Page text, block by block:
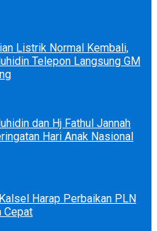
Listrik Normal Kembali,
Telepon Langsung GM
dan Hj Fathul Jannah
Hari Anak Nasional
Harap Perbaikan PLN
Cepat